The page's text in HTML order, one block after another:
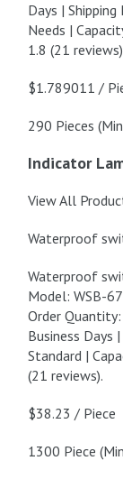
Days |
Needs |
1.8 (21
$1.789011 /
290 Pieces
Indicator
View All
Waterproof
Waterproof
Model: WSB-
Order
Business Days
Standard |
(21 reviews).
$38.23 / Piece
1300 Piece